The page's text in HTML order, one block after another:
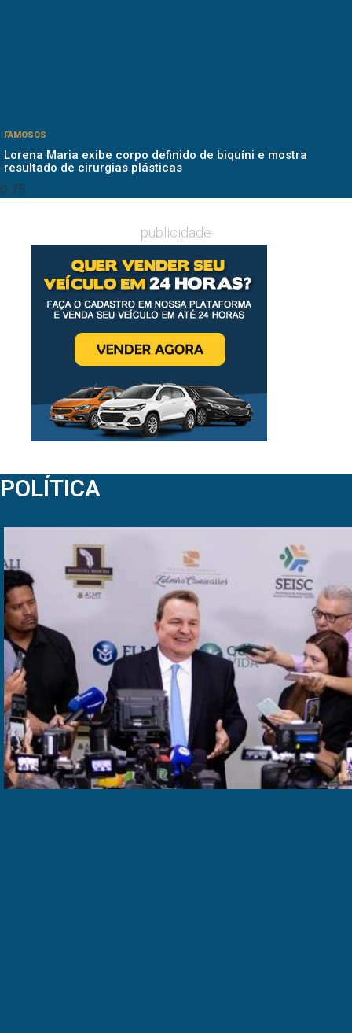
FAMOSOS
Lorena Maria exibe corpo definido de biquíni e mostra
resultado de cirurgias plásticas
publicidade
POLÍTICA